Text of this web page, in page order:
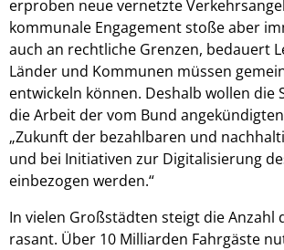
erproben neue vernetzte
kommunale Engagement stoße aber
auch an rechtliche Grenzen, bedauert
Länder und Kommunen müssen
entwickeln können. Deshalb wollen die
die Arbeit der vom Bund
„Zukunft der bezahlbaren und
und bei Initiativen zur Digitalisierung
einbezogen werden.“
In vielen Großstädten steigt die Anzahl
rasant. Über 10 Milliarden Fahrgäste